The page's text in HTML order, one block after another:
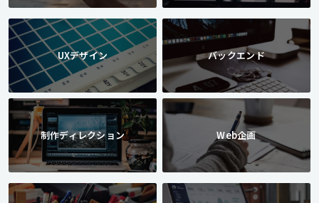
UXデザイン バックエンド
制作ディレクション Web企画